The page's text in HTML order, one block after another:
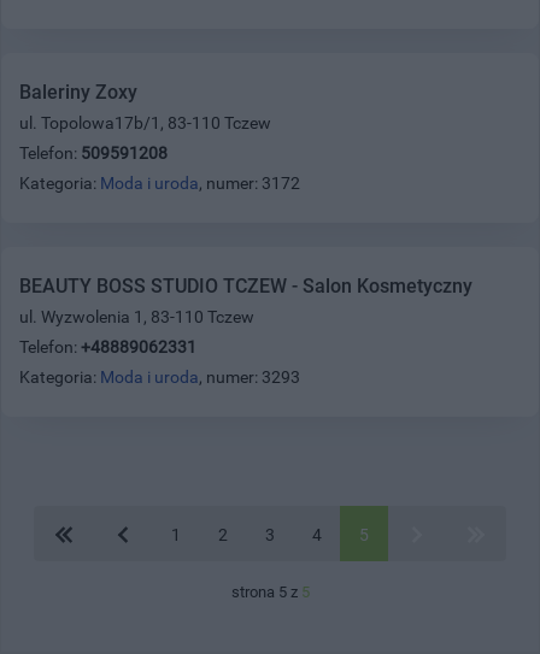
Baleriny Zoxy
ul. Topolowa17b/1, 83-110 Tczew
Telefon: 509591208
Kategoria: Moda i uroda, numer: 3172
BEAUTY BOSS STUDIO TCZEW - Salon Kosmetyczny
ul. Wyzwolenia 1, 83-110 Tczew
Telefon: +48889062331
Kategoria: Moda i uroda, numer: 3293
1 2 3 4 5
strona 5 z 5